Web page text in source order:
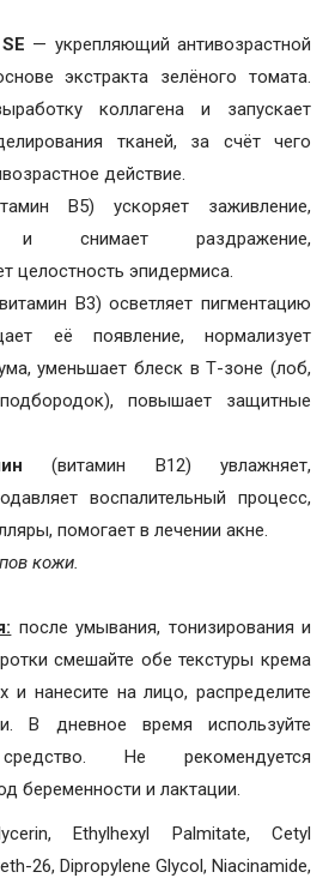
— укрепляющий антивозрастной
экстракта зелёного томата.
коллагена и запускает
тканей, за счёт чего
действие.
B5) ускоряет заживление,
и снимает раздражение,
целостность эпидермиса.
B3) осветляет пигментацию
её появление, нормализует
уменьшает блеск в Т-зоне (лоб,
повышает защитные
(витамин B12) увлажняет,
воспалительный процесс,
помогает в лечении акне.
кожи.
после умывания, тонизирования и
смешайте обе текстуры крема
и нанесите на лицо, распределите
В дневное время используйте
Не рекомендуется
беременности и лактации.
Ethylhexyl Palmitate, Cetyl
26, Dipropylene Glycol, Niacinamide,